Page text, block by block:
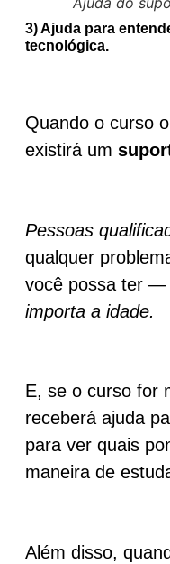
3) Ajuda para
tecnológica.
Quando o curso
existirá um
Pessoas
qualquer
você possa ter —
importa a idade.
E, se o curso for
receberá ajuda
para ver quais
maneira de
Além disso,